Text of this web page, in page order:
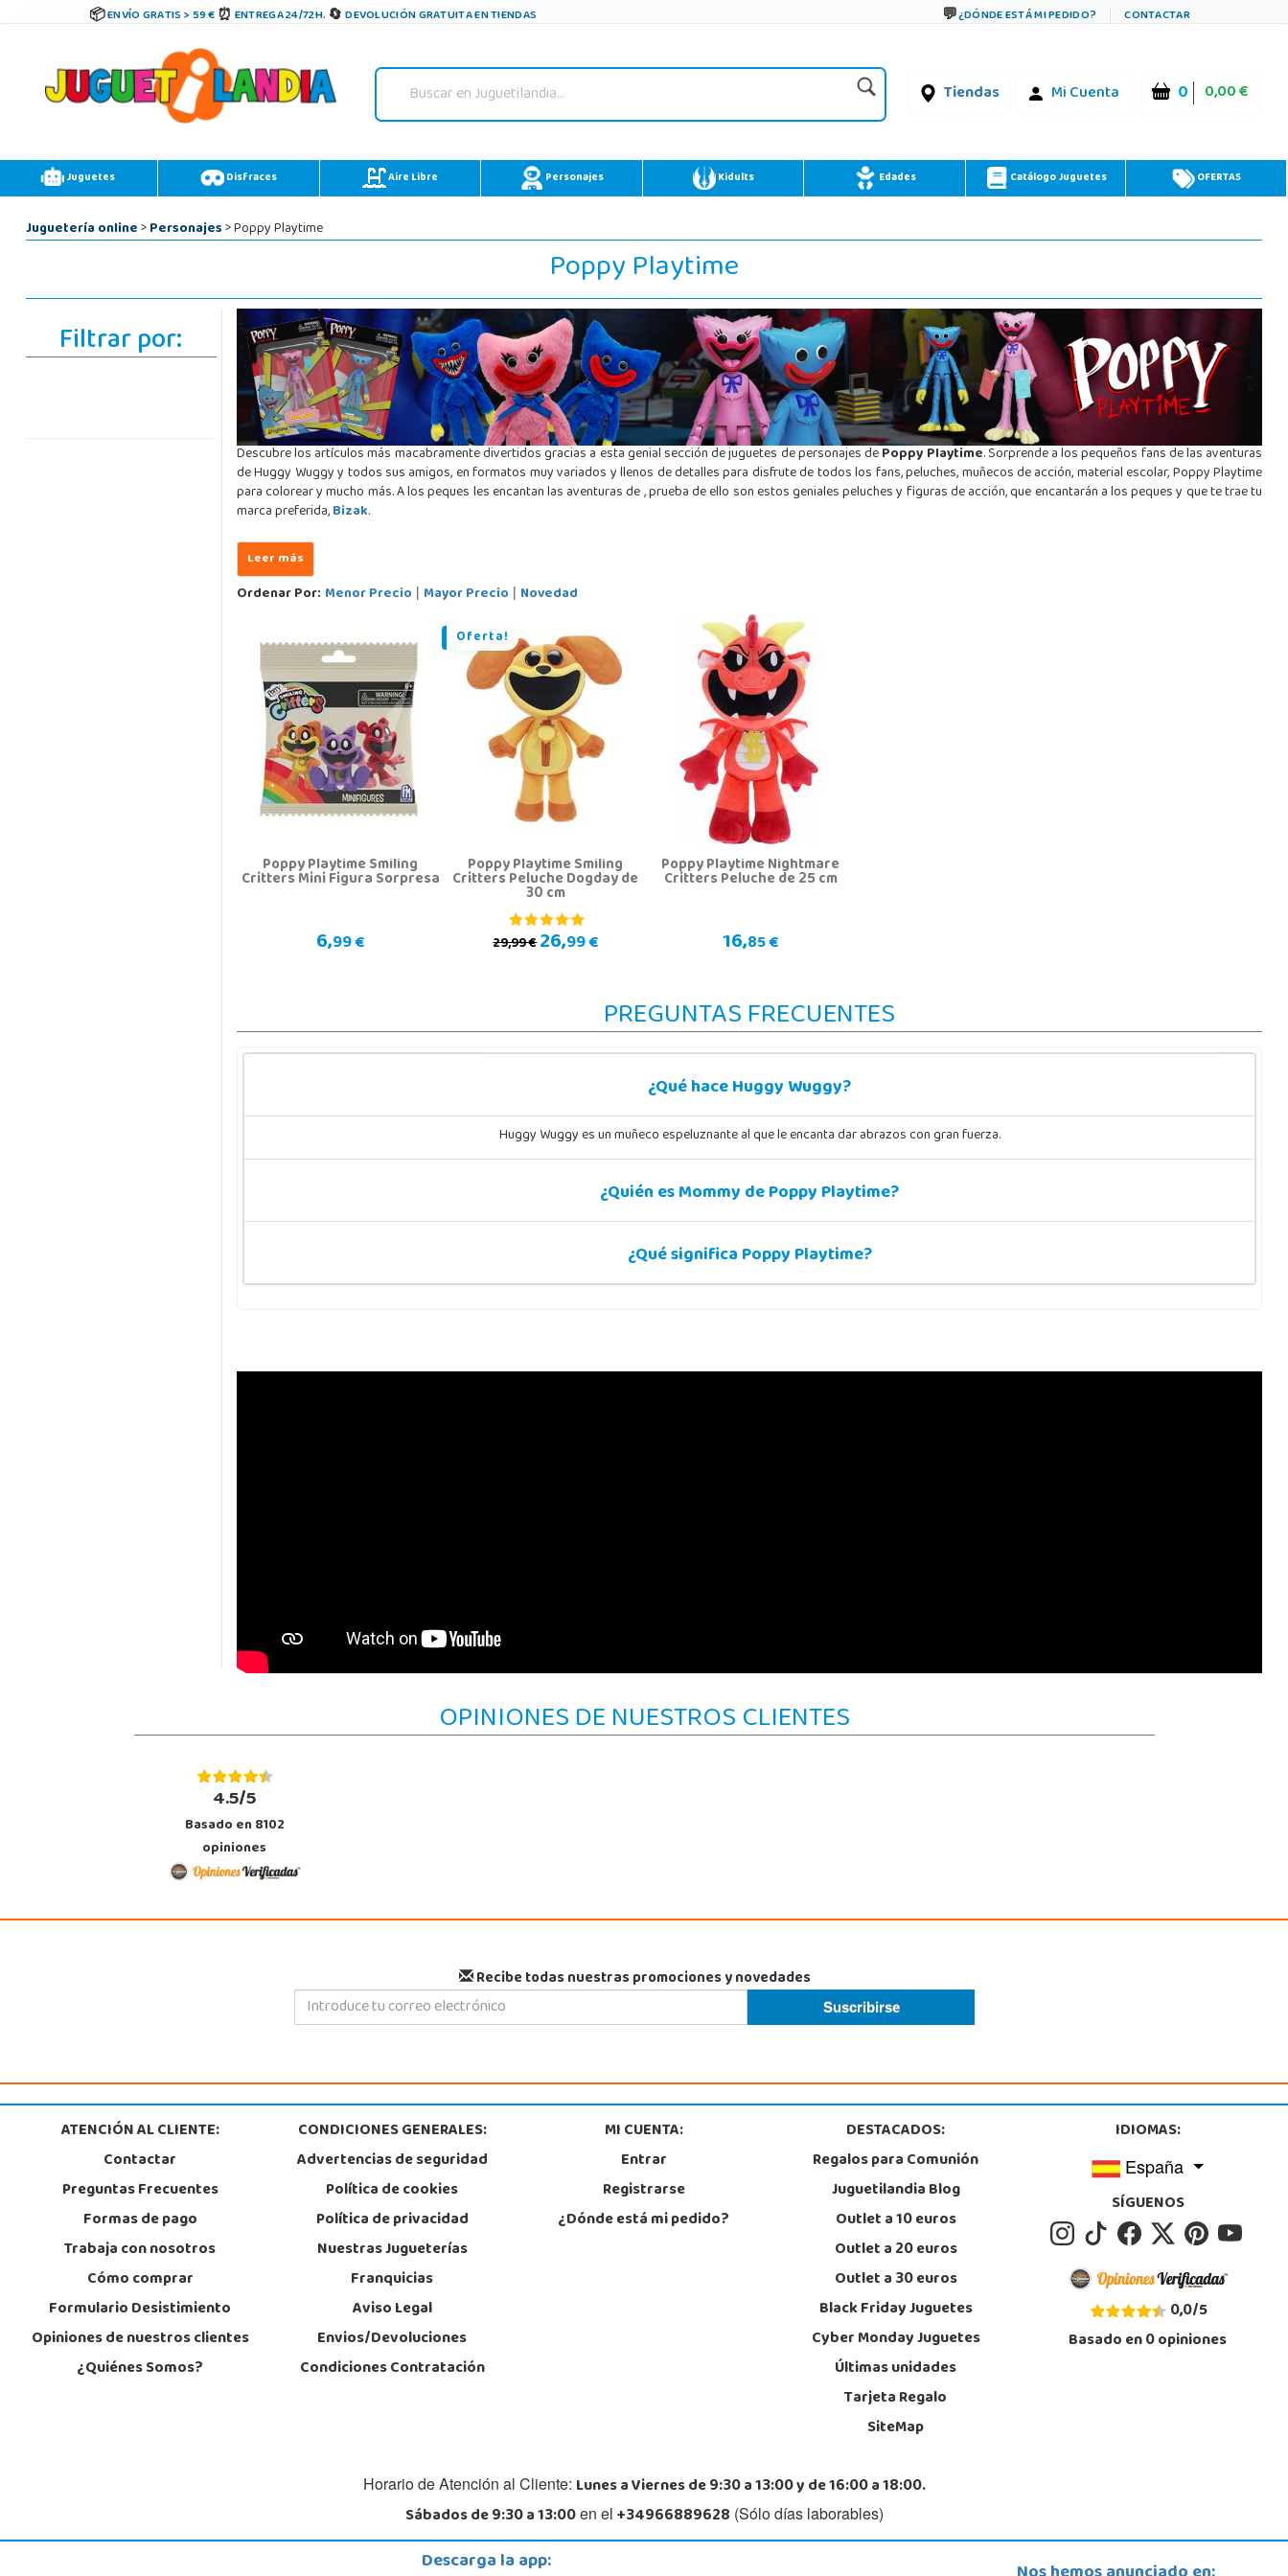
ENVÍO GRATIS > 59 € ENTREGA 24/72H. DEVOLUCIÓN GRATUITA EN TIENDAS ¿DÓNDE ESTÁ MI PEDIDO? CONTACTAR
Tiendas Mi Cuenta 0 0,00 €
Juguetes Disfraces Aire Libre Personajes Kidults Edades Catálogo Juguetes OFERTAS
Juguetería online>Personajes> Poppy Playtime
Poppy Playtime
Filtrar por:
Descubre los artículos más macabramente divertidos gracias a esta genial sección de juguetes de personajes dePoppy Playtime. Sorprende a los pequeños fans de las aventuras
de Huggy Wuggy y todos sus amigos, en formatos muy variados y llenos de detalles para disfrute de todos los fans, peluches, muñecos de acción, material escolar, Poppy Playtime
para colorear y mucho más. A los peques les encantan las aventuras de, prueba de ello son estos geniales peluches y figuras de acción, que encantarán a los peques y que te trae tu
marca preferida,Bizak.
Ordenar Por: Menor Precio | Mayor Precio | Novedad
Poppy Playtime Smiling
Critters Mini Figura Sorpresa
6,99 €
Oferta!
Poppy Playtime Smiling
Critters Peluche Dogday de
30 cm
29,99 €26,99 €
Poppy Playtime Nightmare
Critters Peluche de 25 cm
16,85 €
PREGUNTAS FRECUENTES
¿Qué hace Huggy Wuggy?
Huggy Wuggy es un muñeco espeluznante al que le encanta dar abrazos con gran fuerza.
¿Quién es Mommy de Poppy Playtime?
¿Qué significa Poppy Playtime?
OPINIONES DE NUESTROS CLIENTES
4.5/5
Basado en 8102
opiniones
Recibe todas nuestras promociones y novedades
ATENCIÓN AL CLIENTE:
Contactar
Preguntas Frecuentes
Formas de pago
Trabaja con nosotros
Cómo comprar
Formulario Desistimiento
Opiniones de nuestros clientes
¿Quiénes Somos?
CONDICIONES GENERALES:
Advertencias de seguridad
Política de cookies
Política de privacidad
Nuestras Jugueterías
Franquicias
Aviso Legal
Envios/Devoluciones
Condiciones Contratación
MI CUENTA:
Entrar
Registrarse
¿Dónde está mi pedido?
DESTACADOS:
Regalos para Comunión
Juguetilandia Blog
Outlet a 10 euros
Outlet a 20 euros
Outlet a 30 euros
Black Friday Juguetes
Cyber Monday Juguetes
Últimas unidades
Tarjeta Regalo
SiteMap
IDIOMAS:
España
SÍGUENOS
0,0/5
Basado en0opiniones
Horario de Atención al Cliente: Lunes a Viernes de 9:30 a 13:00 y de 16:00 a 18:00.
Sábados de 9:30 a 13:00en el +34966889628 (Sólo días laborables)
Descarga la app: